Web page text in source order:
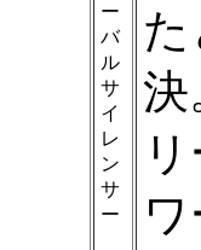
ー
バ
ル
サ
イ
レ
ン
サ
ー
決